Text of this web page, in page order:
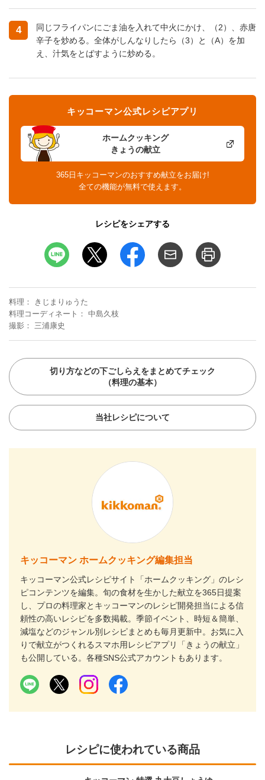
4
同じフライパンにごま油を入れて中火にかけ、（2）、赤唐
辛子を炒める。全体がしんなりしたら（3）と（A）を加
え、汁気をとばすように炒める。
ホームクッキング
きょうの献立
キッコーマン公式レシピアプリ
365日キッコーマンのおすすめ献立をお届け!
全ての機能が無料で使えます。
レシピをシェアする
料理
きじまりゅうた
料理コーディネート
中島久枝
撮影
三浦康史
切り方などの下ごしらえをまとめてチェック
（料理の基本）
当社レシピについて
キッコーマン ホームクッキング編集担当
キッコーマン公式レシピサイト「ホームクッキング」のレシ
ピコンテンツを編集。旬の食材を生かした献立を365日提案
し、プロの料理家とキッコーマンのレシピ開発担当による信
頼性の高いレシピを多数掲載。季節イベント、時短＆簡単、
減塩などのジャンル別レシピまとめも毎月更新中。お気に入
りで献立がつくれるスマホ用レシピアプリ「きょうの献立」
も公開している。各種SNS公式アカウントもあります。
レシピに使われている商品